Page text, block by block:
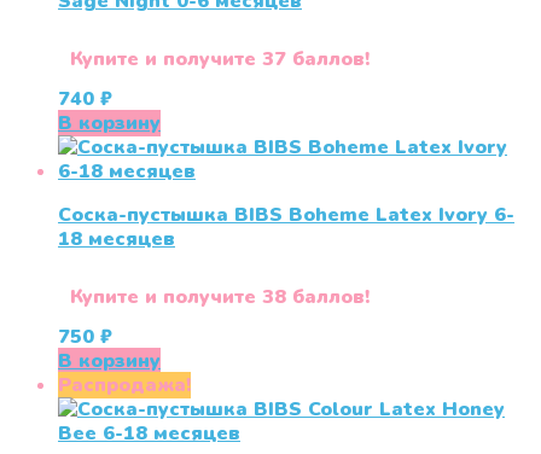
Купите и получите 37 баллов!
740 ₽
В корзину
Соска-пустышка BIBS Boheme Latex Ivory 6-
18 месяцев
Купите и получите 38 баллов!
750 ₽
В корзину
Распродажа!